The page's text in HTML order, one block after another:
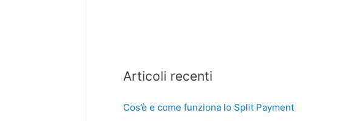
Articoli recenti
Cos’è e come funziona lo Split Payment